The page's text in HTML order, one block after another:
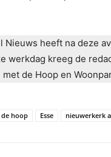
Nieuws heeft na deze
werkdag kreeg de
met de Hoop en
de hoop Esse nieuwerkerk